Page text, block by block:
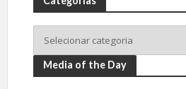
Media of the Day